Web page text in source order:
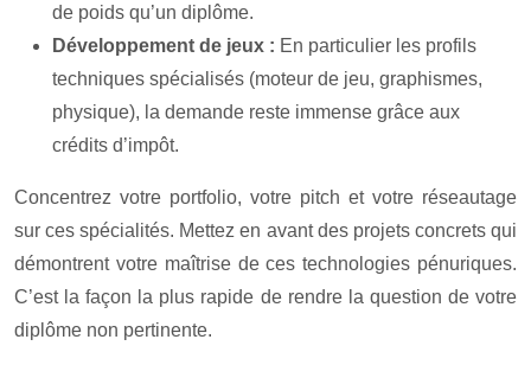
de poids qu’un diplôme.
Développement de jeux : En particulier les profils
techniques spécialisés (moteur de jeu, graphismes,
physique), la demande reste immense grâce aux
crédits d’impôt.
Concentrez votre portfolio, votre pitch et votre réseautage
sur ces spécialités. Mettez en avant des projets concrets qui
démontrent votre maîtrise de ces technologies pénuriques.
C’est la façon la plus rapide de rendre la question de votre
diplôme non pertinente.